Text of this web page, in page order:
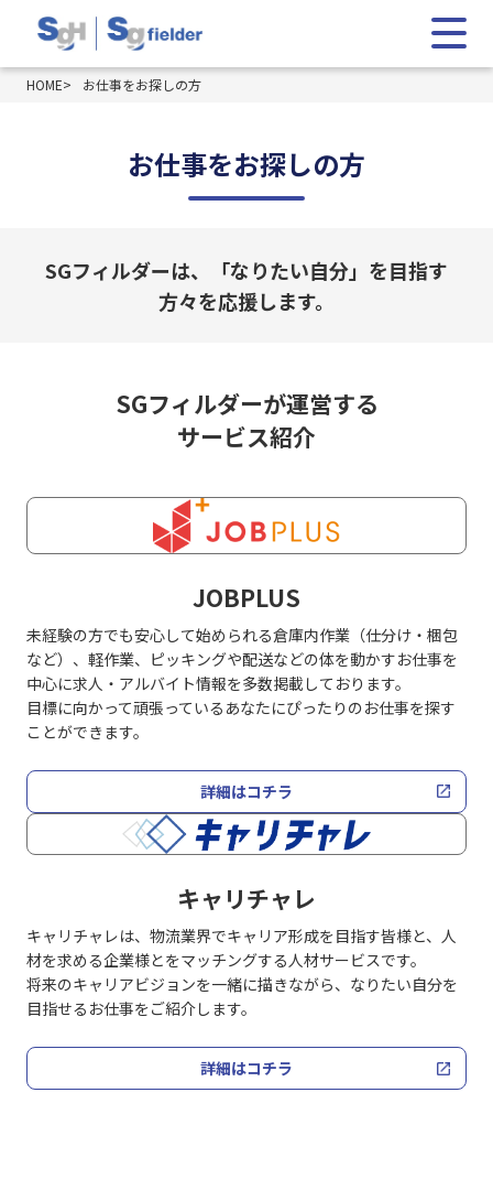
HOME お仕事をお探しの方
お仕事をお探しの方
SGフィルダーは、「なりたい自分」を目指す
方々を応援します。
SGフィルダーが運営する
サービス紹介
JOBPLUS
未経験の方でも安心して始められる倉庫内作業（仕分け・梱包
など）、軽作業、ピッキングや配送などの体を動かすお仕事を
中心に求人・アルバイト情報を多数掲載しております。
目標に向かって頑張っているあなたにぴったりのお仕事を探す
ことができます。
詳細はコチラ
キャリチャレ
キャリチャレは、物流業界でキャリア形成を目指す皆様と、人
材を求める企業様とをマッチングする人材サービスです。
将来のキャリアビジョンを一緒に描きながら、なりたい自分を
目指せるお仕事をご紹介します。
詳細はコチラ